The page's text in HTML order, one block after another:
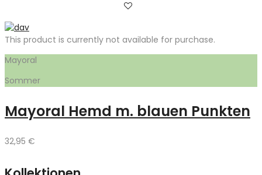
This product is currently not available for purchase.
Mayoral
Sommer
Mayoral Hemd m. blauen Punkten
32,95 €